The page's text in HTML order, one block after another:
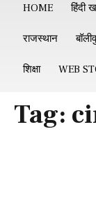
HOME हिंदी
राजस्थान
शिक्षा WEB
Tag: